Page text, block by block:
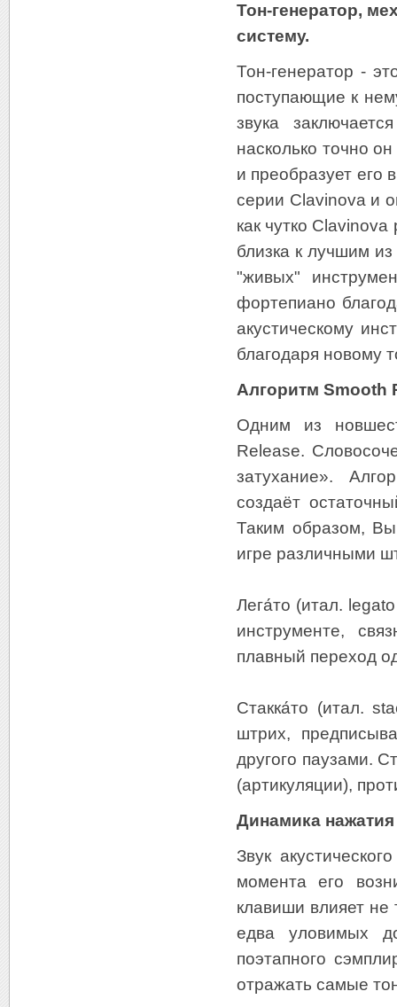
Тон-генератор,
систему.
Тон-генератор -
поступающие к
звука
насколько точно
и преобразует его
серии Clavinova и
как чутко
близка к лучшим
"живых"
фортепиано
акустическому
благодаря новому
Алгоритм Smooth
Одним из
Release.
затухание».
создаёт
Таким образом, Вы
игре различными
Лега́то (итал.
инструменте,
плавный переход
Cтакка́то (итал.
штрих,
другого паузами.
(артикуляции),
Динамика
Звук
момента его
клавиши влияет не
едва уловимых
поэтапного
отражать самые